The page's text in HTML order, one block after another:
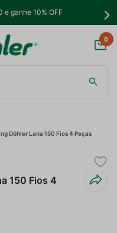
e ganhe 10% OFF
0
Döhler Lana 150 Fios 4 Peças
150 Fios 4